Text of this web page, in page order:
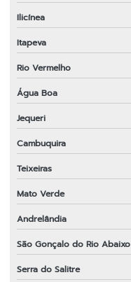
Ilicínea
Itapeva
Rio Vermelho
Água Boa
Jequeri
Cambuquira
Teixeiras
Mato Verde
Andrelândia
São Gonçalo do Rio Abaixo
Serra do Salitre